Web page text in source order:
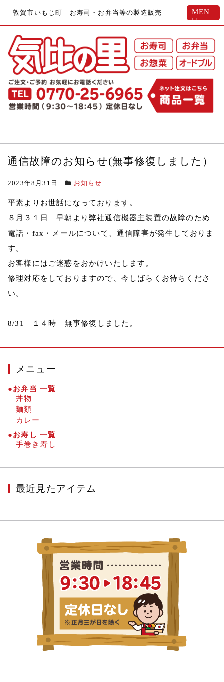
敦賀市いもじ町 お寿司・お弁当等の製造販売
MEN
U
通信故障のお知らせ(無事修復しました）
2023年8月31日 お知らせ
平素よりお世話になっております。
８月３１日 早朝より弊社通信機器主装置の故障のため
電話・fax・メールについて、通信障害が発生しておりま
す。
お客様にはご迷惑をおかけいたします。
修理対応をしておりますので、今しばらくお待ちくださ
い。
8/31 １４時 無事修復しました。
メニュー
●お弁当 一覧
丼物
麺類
カレー
●お寿し 一覧
手巻き寿し
最近見たアイテム